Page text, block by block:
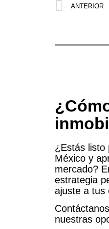
ANTERIOR
¿Estás listo
México y
mercado?
estrategia
ajuste a tus
nuestras